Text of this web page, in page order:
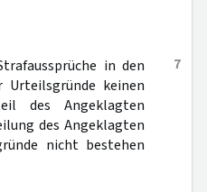
7
in den
Urteilsgründe keinen
des Angeklagten
des Angeklagten
nicht bestehen